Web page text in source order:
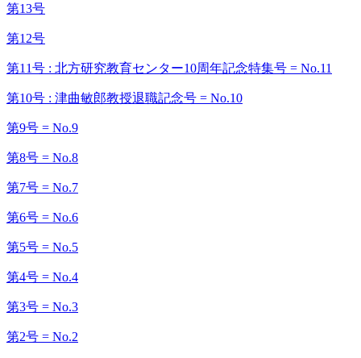
第13号
第12号
第11号 : 北方研究教育センター10周年記念特集号 = No.11
第10号 : 津曲敏郎教授退職記念号 = No.10
第9号 = No.9
第8号 = No.8
第7号 = No.7
第6号 = No.6
第5号 = No.5
第4号 = No.4
第3号 = No.3
第2号 = No.2